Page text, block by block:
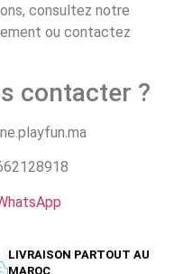
consultez notre
ou contactez
contacter ?
LIVRAISON PARTOUT AU
MAROC